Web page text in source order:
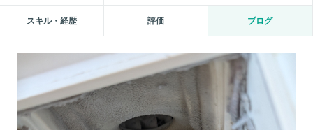
スキル・経歴 評価 ブログ